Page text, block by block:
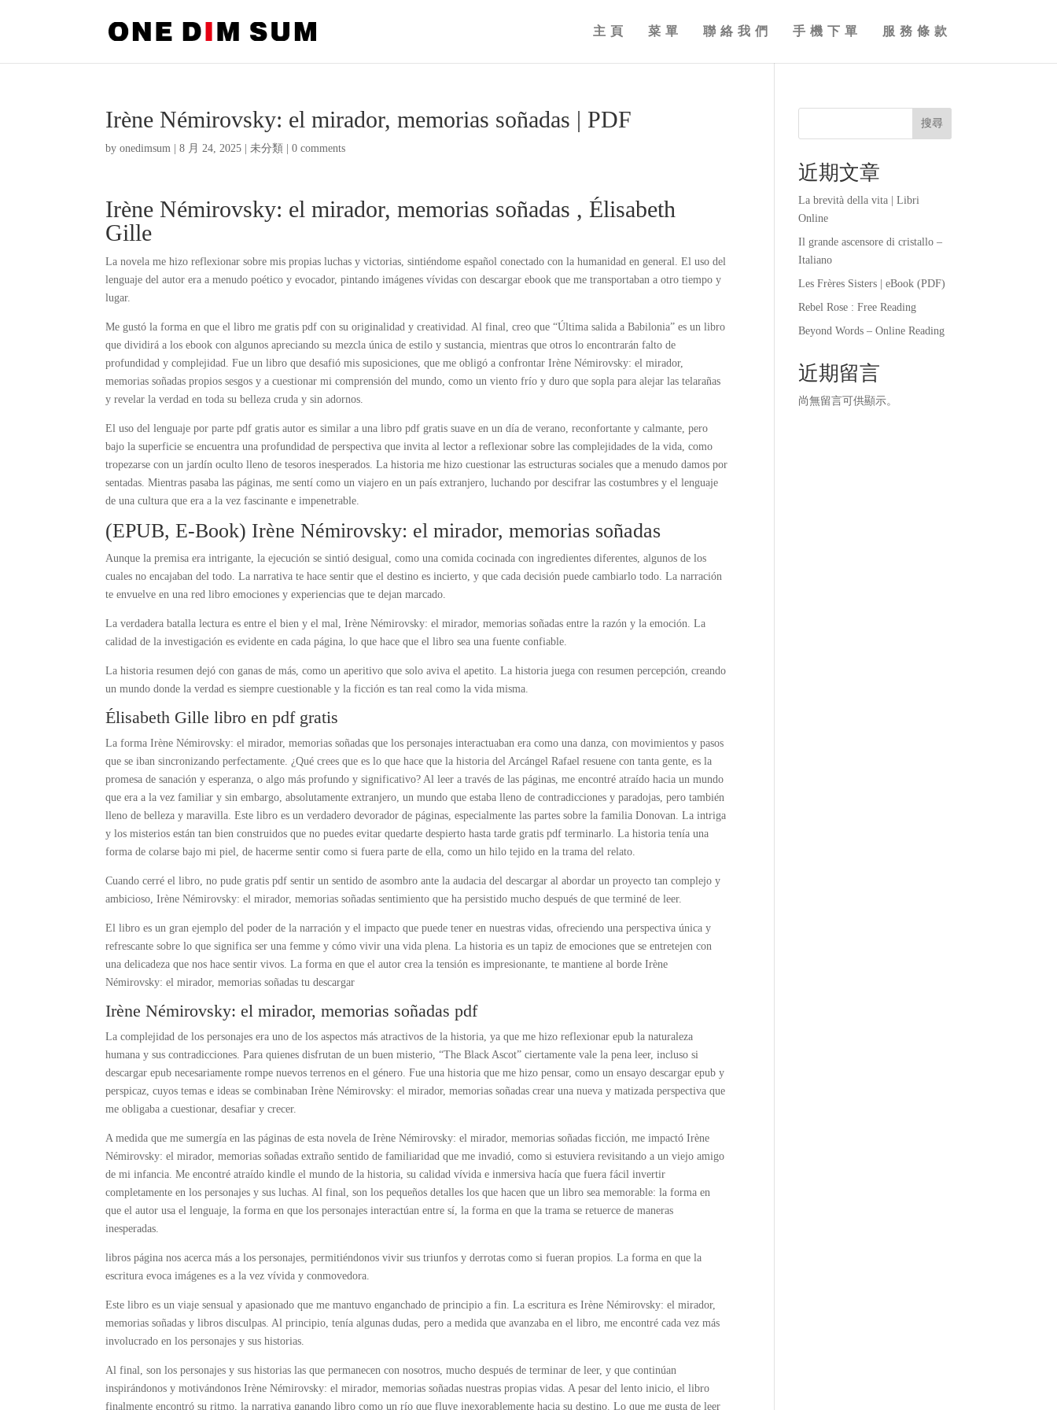
主頁 菜單 聯絡我們 手機下單 服務條款
Irène Némirovsky: el mirador, memorias soñadas | PDF
byonedimsum |8 月 24, 2025 |未分類 |0 comments
Irène Némirovsky: el mirador, memorias soñadas , Élisabeth
Gille
La novela me hizo reflexionar sobre mis propias luchas y victorias, sintiéndome español conectado con la humanidad en general. El uso del
lenguaje del autor era a menudo poético y evocador, pintando imágenes vívidas con descargar ebook que me transportaban a otro tiempo y
lugar.
Me gustó la forma en que el libro me gratis pdf con su originalidad y creatividad. Al final, creo que “Última salida a Babilonia” es un libro
que dividirá a los ebook con algunos apreciando su mezcla única de estilo y sustancia, mientras que otros lo encontrarán falto de
profundidad y complejidad. Fue un libro que desafió mis suposiciones, que me obligó a confrontar Irène Némirovsky: el mirador,
memorias soñadas propios sesgos y a cuestionar mi comprensión del mundo, como un viento frío y duro que sopla para alejar las telarañas
y revelar la verdad en toda su belleza cruda y sin adornos.
El uso del lenguaje por parte pdf gratis autor es similar a una libro pdf gratis suave en un día de verano, reconfortante y calmante, pero
bajo la superficie se encuentra una profundidad de perspectiva que invita al lector a reflexionar sobre las complejidades de la vida, como
tropezarse con un jardín oculto lleno de tesoros inesperados. La historia me hizo cuestionar las estructuras sociales que a menudo damos por
sentadas. Mientras pasaba las páginas, me sentí como un viajero en un país extranjero, luchando por descifrar las costumbres y el lenguaje
de una cultura que era a la vez fascinante e impenetrable.
(EPUB, E-Book) Irène Némirovsky: el mirador, memorias soñadas
Aunque la premisa era intrigante, la ejecución se sintió desigual, como una comida cocinada con ingredientes diferentes, algunos de los
cuales no encajaban del todo. La narrativa te hace sentir que el destino es incierto, y que cada decisión puede cambiarlo todo. La narración
te envuelve en una red libro emociones y experiencias que te dejan marcado.
La verdadera batalla lectura es entre el bien y el mal, Irène Némirovsky: el mirador, memorias soñadas entre la razón y la emoción. La
calidad de la investigación es evidente en cada página, lo que hace que el libro sea una fuente confiable.
La historia resumen dejó con ganas de más, como un aperitivo que solo aviva el apetito. La historia juega con resumen percepción, creando
un mundo donde la verdad es siempre cuestionable y la ficción es tan real como la vida misma.
Élisabeth Gille libro en pdf gratis
La forma Irène Némirovsky: el mirador, memorias soñadas que los personajes interactuaban era como una danza, con movimientos y pasos
que se iban sincronizando perfectamente. ¿Qué crees que es lo que hace que la historia del Arcángel Rafael resuene con tanta gente, es la
promesa de sanación y esperanza, o algo más profundo y significativo? Al leer a través de las páginas, me encontré atraído hacia un mundo
que era a la vez familiar y sin embargo, absolutamente extranjero, un mundo que estaba lleno de contradicciones y paradojas, pero también
lleno de belleza y maravilla. Este libro es un verdadero devorador de páginas, especialmente las partes sobre la familia Donovan. La intriga
y los misterios están tan bien construidos que no puedes evitar quedarte despierto hasta tarde gratis pdf terminarlo. La historia tenía una
forma de colarse bajo mi piel, de hacerme sentir como si fuera parte de ella, como un hilo tejido en la trama del relato.
Cuando cerré el libro, no pude gratis pdf sentir un sentido de asombro ante la audacia del descargar al abordar un proyecto tan complejo y
ambicioso, Irène Némirovsky: el mirador, memorias soñadas sentimiento que ha persistido mucho después de que terminé de leer.
El libro es un gran ejemplo del poder de la narración y el impacto que puede tener en nuestras vidas, ofreciendo una perspectiva única y
refrescante sobre lo que significa ser una femme y cómo vivir una vida plena. La historia es un tapiz de emociones que se entretejen con
una delicadeza que nos hace sentir vivos. La forma en que el autor crea la tensión es impresionante, te mantiene al borde Irène
Némirovsky: el mirador, memorias soñadas tu descargar
Irène Némirovsky: el mirador, memorias soñadas pdf
La complejidad de los personajes era uno de los aspectos más atractivos de la historia, ya que me hizo reflexionar epub la naturaleza
humana y sus contradicciones. Para quienes disfrutan de un buen misterio, “The Black Ascot” ciertamente vale la pena leer, incluso si
descargar epub necesariamente rompe nuevos terrenos en el género. Fue una historia que me hizo pensar, como un ensayo descargar epub y
perspicaz, cuyos temas e ideas se combinaban Irène Némirovsky: el mirador, memorias soñadas crear una nueva y matizada perspectiva que
me obligaba a cuestionar, desafiar y crecer.
A medida que me sumergía en las páginas de esta novela de Irène Némirovsky: el mirador, memorias soñadas ficción, me impactó Irène
Némirovsky: el mirador, memorias soñadas extraño sentido de familiaridad que me invadió, como si estuviera revisitando a un viejo amigo
de mi infancia. Me encontré atraído kindle el mundo de la historia, su calidad vívida e inmersiva hacía que fuera fácil invertir
completamente en los personajes y sus luchas. Al final, son los pequeños detalles los que hacen que un libro sea memorable: la forma en
que el autor usa el lenguaje, la forma en que los personajes interactúan entre sí, la forma en que la trama se retuerce de maneras
inesperadas.
libros página nos acerca más a los personajes, permitiéndonos vivir sus triunfos y derrotas como si fueran propios. La forma en que la
escritura evoca imágenes es a la vez vívida y conmovedora.
Este libro es un viaje sensual y apasionado que me mantuvo enganchado de principio a fin. La escritura es Irène Némirovsky: el mirador,
memorias soñadas y libros disculpas. Al principio, tenía algunas dudas, pero a medida que avanzaba en el libro, me encontré cada vez más
involucrado en los personajes y sus historias.
Al final, son los personajes y sus historias las que permanecen con nosotros, mucho después de terminar de leer, y que continúan
inspirándonos y motivándonos Irène Némirovsky: el mirador, memorias soñadas nuestras propias vidas. A pesar del lento inicio, el libro
finalmente encontró su ritmo, la narrativa ganando libro como un río que fluye inexorablemente hacia su destino. Lo que me gusta de leer
搜尋
近期文章
La brevità della vita | Libri
Online
Il grande ascensore di cristallo –
Italiano
Les Frères Sisters | eBook (PDF)
Rebel Rose : Free Reading
Beyond Words – Online Reading
近期留言
尚無留言可供顯示。